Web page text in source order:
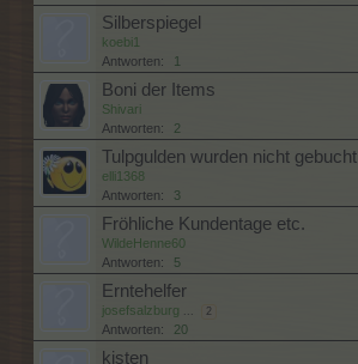
Silberspiegel
koebi1
Antworten:
1
Boni der Items
Shivari
Antworten:
2
Tulpgulden wurden nicht gebucht
elli1368
Antworten:
3
Fröhliche Kundentage etc.
WildeHenne60
Antworten:
5
Erntehelfer
josefsalzburg ... 2
Antworten: 20
kisten